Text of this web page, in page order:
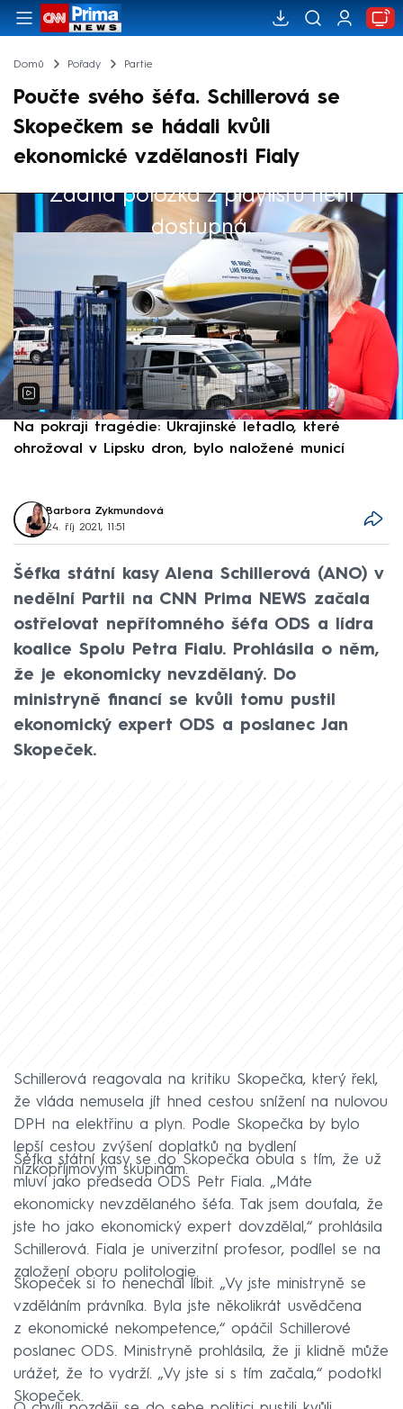
Domů Pořady Partie
Poučte svého šéfa. Schillerová se
Skopečkem se hádali kvůli
ekonomické vzdělanosti Fialy
Žádná položka z playlistu není
dostupná.
Výběr redakce
Na pokraji tragédie: Ukrajinské letadlo, které
ohrožoval v Lipsku dron, bylo naložené municí
Barbora Zykmundová
24. říj 2021, 11:51
Šéfka státní kasy Alena Schillerová (ANO) v
nedělní Partii na CNN Prima NEWS začala
ostřelovat nepřítomného šéfa ODS a lídra
koalice Spolu Petra Fialu. Prohlásila o něm,
že je ekonomicky nevzdělaný. Do
ministryně financí se kvůli tomu pustil
ekonomický expert ODS a poslanec Jan
Skopeček.
Schillerová reagovala na kritiku Skopečka, který řekl,
že vláda nemusela jít hned cestou snížení na nulovou
DPH na elektřinu a plyn. Podle Skopečka by bylo
lepší cestou zvýšení doplatků na bydlení
nízkopříjmovým skupinám.
Šéfka státní kasy se do Skopečka obula s tím, že už
mluví jako předseda ODS Petr Fiala. „Máte
ekonomicky nevzdělaného šéfa. Tak jsem doufala, že
jste ho jako ekonomický expert dovzdělal,“ prohlásila
Schillerová. Fiala je univerzitní profesor, podílel se na
založení oboru politologie.
Skopeček si to nenechal líbit. „Vy jste ministryně se
vzděláním právníka. Byla jste několikrát usvědčena
z ekonomické nekompetence,“ opáčil Schillerové
poslanec ODS. Ministryně prohlásila, že ji klidně může
urážet, že to vydrží. „Vy jste si s tím začala,“ podotkl
Skopeček.